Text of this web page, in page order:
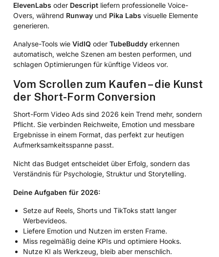
ElevenLabs oder Descriptliefern professionelle Voice-
Overs, während Runwayund Pika Labs visuelle Elemente
generieren.
Analyse-Tools wie VidIQ oder TubeBuddyerkennen
automatisch, welche Szenen am besten performen, und
schlagen Optimierungen für künftige Videos vor.
Vom Scrollen zum Kaufen – die Kunst
der Short-Form Conversion
Short-Form Video Ads sind 2026 kein Trend mehr, sondern
Pflicht. Sie verbinden Reichweite, Emotion und messbare
Ergebnisse in einem Format, das perfekt zur heutigen
Aufmerksamkeitsspanne passt.
Nicht das Budget entscheidet über Erfolg, sondern das
Verständnis für Psychologie, Struktur und Storytelling.
Deine Aufgaben für 2026:
Setze auf Reels, Shorts und TikToks statt langer
Werbevideos.
Liefere Emotion und Nutzen im ersten Frame.
Miss regelmäßig deine KPIs und optimiere Hooks.
Nutze KI als Werkzeug, bleib aber menschlich.